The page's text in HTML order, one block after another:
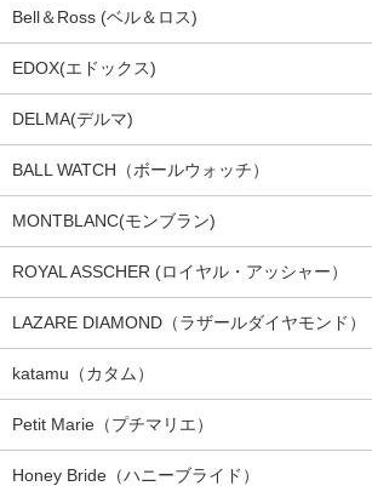
Bell＆Ross (ベル＆ロス)
EDOX(エドックス)
DELMA(デルマ)
BALL WATCH（ボールウォッチ）
MONTBLANC(モンブラン)
ROYAL ASSCHER (ロイヤル・アッシャー）
LAZARE DIAMOND（ラザールダイヤモンド）
katamu（カタム）
Petit Marie（プチマリエ）
Honey Bride（ハニーブライド）